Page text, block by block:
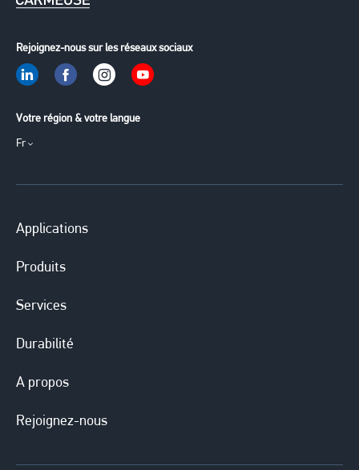
Rejoignez-nous sur les réseaux sociaux
Votre région & votre langue
Fr
Applications
Produits
Services
Durabilité
A propos
Rejoignez-nous